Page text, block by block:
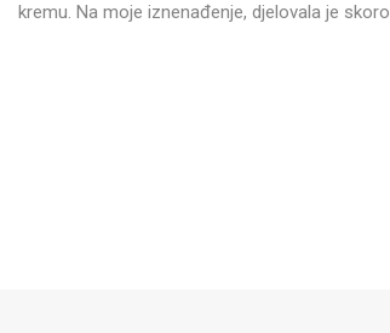
kremu. Na moje iznenađenje, djelovala je